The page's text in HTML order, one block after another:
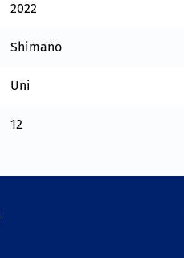
2022
Shimano
Uni
12